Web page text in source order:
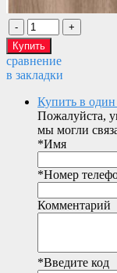
сравнение
в закладки
Купить в
Пожалуйста,
мы могли
*Имя
*Номер
Комментарий
*Введите код